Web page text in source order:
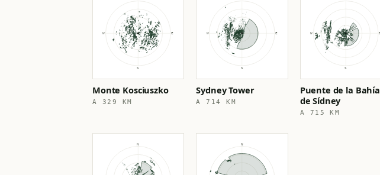
Monte Kosciuszko
A 329 KM
Sydney Tower
A 714 KM
Puente de la Bahía
de Sídney
A 715 KM